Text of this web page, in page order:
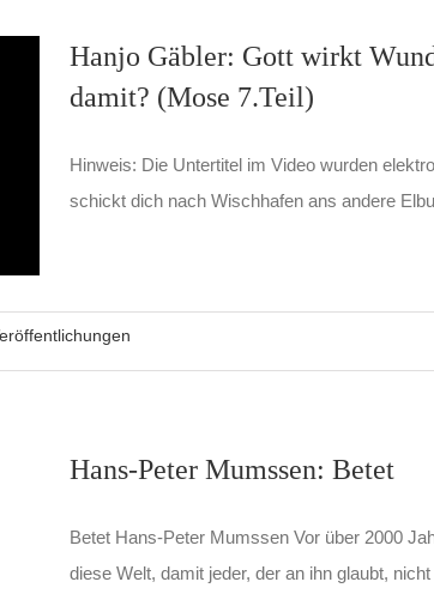
Hanjo Gäbler: Gott wirkt
damit? (Mose 7.Teil)
Hinweis: Die Untertitel im Video wurden
schickt dich nach Wischhafen ans andere
Hans-Peter Mumssen: Betet
Betet Hans-Peter Mumssen Vor über 2000
diese Welt, damit jeder, der an ihn glaubt, nicht